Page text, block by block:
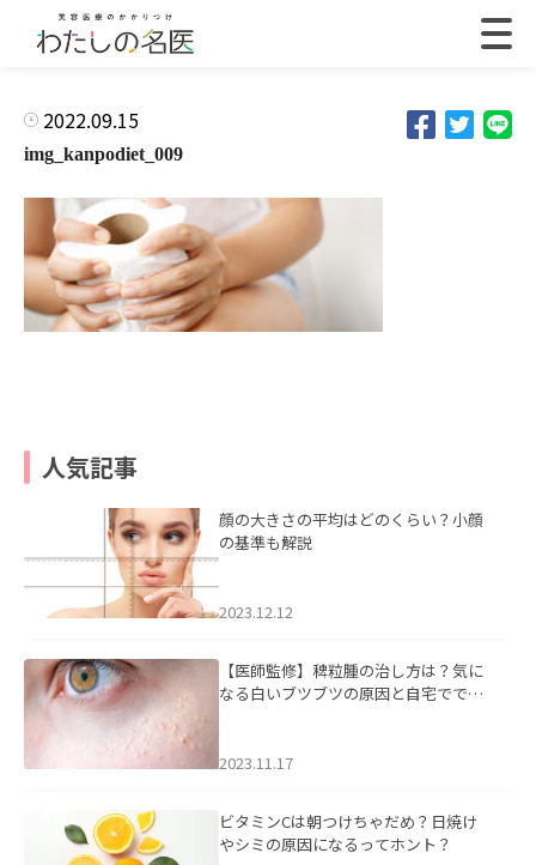
2022.09.15
img_kanpodiet_009
人気記事
顔の大きさの平均はどのくらい？小顔
の基準も解説
2023.12.12
【医師監修】稗粒腫の治し方は？気に
なる白いブツブツの原因と自宅ででき
2023.11.17
ビタミンCは朝つけちゃだめ？日焼け
やシミの原因になるってホント？